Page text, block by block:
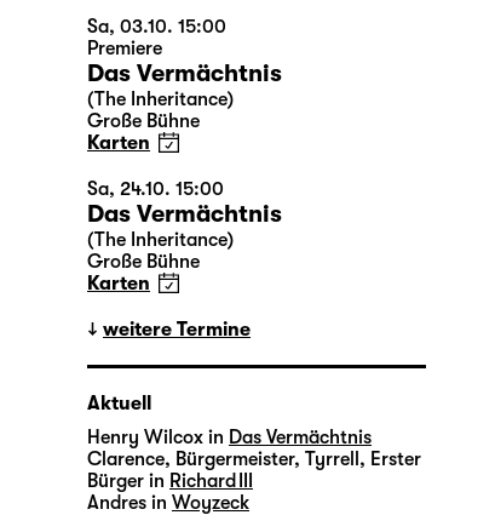
Sa, 03.10. 15:00
Premiere
Das Vermächtnis
(The Inheritance)
Große Bühne
Karten
Sa, 24.10. 15:00
Das Vermächtnis
(The Inheritance)
Große Bühne
Karten
weitere Termine
Aktuell
Henry Wilcox in Das Vermächtnis
Clarence, Bürgermeister, Tyrrell, Erster
Bürger in Richard III
Andres in Woyzeck